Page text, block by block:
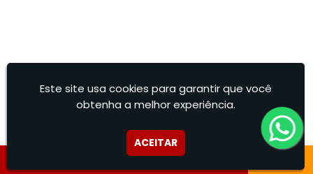
Este site usa cookies para garantir que você
obtenha a melhor experiência.
ACEITAR